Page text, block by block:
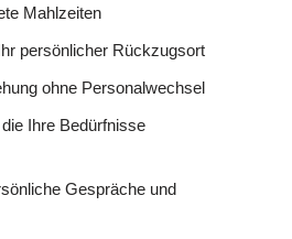
Mahlzeiten
persönlicher Rückzugsort
ohne Personalwechsel
Ihre Bedürfnisse
Gespräche und